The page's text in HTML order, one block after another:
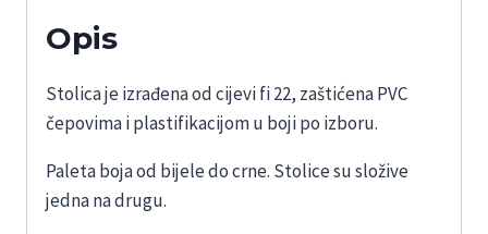
Opis
Stolica je izrađena od cijevi fi 22, zaštićena PVC
čepovima i plastifikacijom u boji po izboru.
Paleta boja od bijele do crne. Stolice su složive
jedna na drugu.